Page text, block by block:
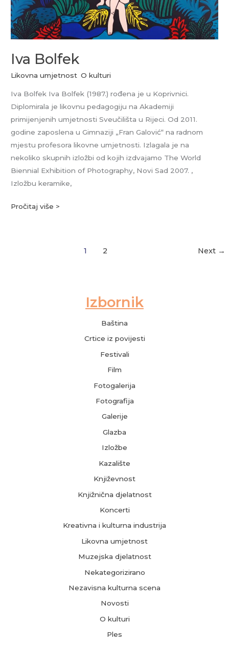
Baština
Crtice iz povijesti
Festivali
Film
Fotogalerija
Fotografija
Galerije
Glazba
Izložbe
Kazalište
Književnost
Knjižnična djelatnost
Koncerti
Kreativna i kulturna industrija
Likovna umjetnost
Muzejska djelatnost
Nekategorizirano
Nezavisna kulturna scena
Novosti
O kulturi
Ples
Iva Bolfek
Likovna umjetnost ,O kulturi
Iva Bolfek Iva Bolfek (1987.) rođena je u Koprivnici.
Diplomirala je likovnu pedagogiju na Akademiji
primijenjenih umjetnosti Sveučilišta u Rijeci. Od 2011.
godine zaposlena u Gimnaziji „Fran Galović“ na radnom
mjestu profesora likovne umjetnosti. Izlagala je na
nekoliko skupnih izložbi od kojih izdvajamo The World
Biennial Exhibition of Photography, Novi Sad 2007. ,
Izložbu keramike,
Pročitaj više >
1 2 Next →